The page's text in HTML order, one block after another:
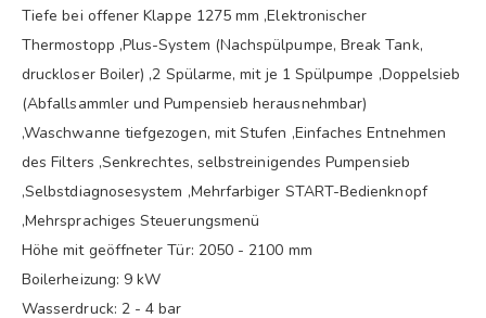
Tiefe bei offener Klappe 1275 mm ,Elektronischer
Thermostopp ,Plus-System (Nachspülpumpe, Break Tank,
druckloser Boiler) ,2 Spülarme, mit je 1 Spülpumpe ,Doppelsieb
(Abfallsammler und Pumpensieb herausnehmbar)
,Waschwanne tiefgezogen, mit Stufen ,Einfaches Entnehmen
des Filters ,Senkrechtes, selbstreinigendes Pumpensieb
,Selbstdiagnosesystem ,Mehrfarbiger START-Bedienknopf
,Mehrsprachiges Steuerungsmenü
Höhe mit geöffneter Tür: 2050 - 2100 mm
Boilerheizung: 9 kW
Wasserdruck: 2 - 4 bar